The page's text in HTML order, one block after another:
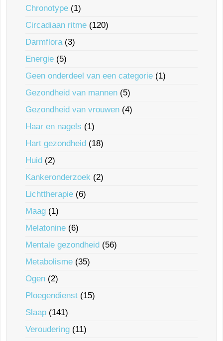
Chronotype (1)
Circadiaan ritme (120)
Darmflora(3)
Energie (5)
Geen onderdeel van een categorie (1)
Gezondheid van mannen (5)
Gezondheid van vrouwen (4)
Haar en nagels (1)
Hart gezondheid (18)
Huid (2)
Kankeronderzoek (2)
Lichttherapie (6)
Maag (1)
Melatonine (6)
Mentale gezondheid (56)
Metabolisme (35)
Ogen (2)
Ploegendienst (15)
Slaap (141)
Veroudering (11)